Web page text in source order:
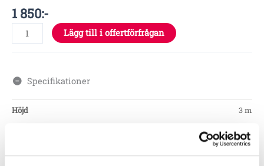
1 850:-
Lägg till i offertförfrågan
Specifikationer
Höjd
3 m
Ø 3,2 x m